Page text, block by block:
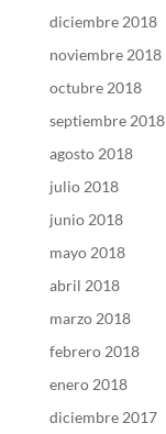
diciembre 2018
noviembre 2018
octubre 2018
septiembre 2018
agosto 2018
julio 2018
junio 2018
mayo 2018
abril 2018
marzo 2018
febrero 2018
enero 2018
diciembre 2017